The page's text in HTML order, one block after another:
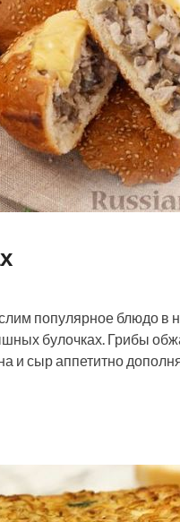
популярное блюдо в
булочках. Грибы
и сыр аппетитно